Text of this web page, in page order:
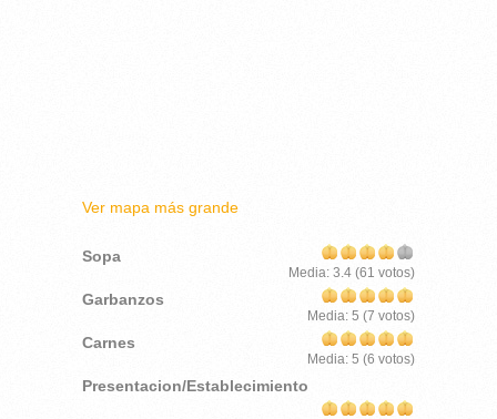
Ver mapa más grande
Sopa
Media: 3.4 (61 votos)
Garbanzos
Media: 5 (7 votos)
Carnes
Media: 5 (6 votos)
Presentacion/Establecimiento